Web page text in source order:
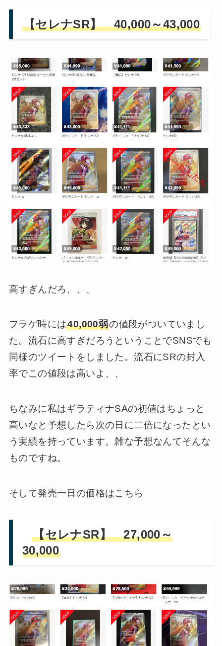
【セレナSR】 40,000～43,000
高すぎんだろ、、、
フラゲ時には40,000弱の値段がついていまし
た。流石に高すぎだろうということでSNSでも
同様のツイートをしました。流石にSRの封入
率でこの値段は高いよ、、
ちなみに私はギラティナSAの初値はちょっと
高いなと予想したら次の日に二倍になったとい
う実績を持っています。雑な予想なんてそんな
ものですね。
そして発売一日の価格はこちら
【セレナSR】 27,000～
30,000